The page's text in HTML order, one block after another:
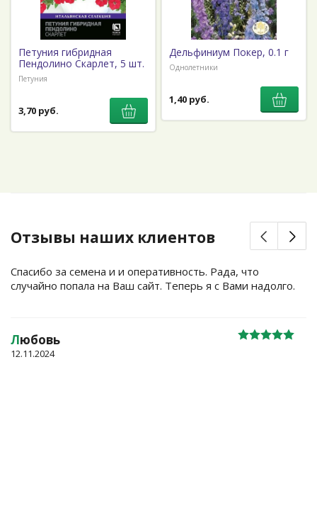
Петуния гибридная
Пендолино Скарлет, 5 шт.
Петуния
3,70 руб.
Дельфиниум Покер, 0.1 г
Однолетники
1,40 руб.
Отзывы наших клиентов
Спасибо за семена и и оперативность. Рада, что
случайно попала на Ваш сайт. Теперь я с Вами надолго.
Любовь
12.11.2024